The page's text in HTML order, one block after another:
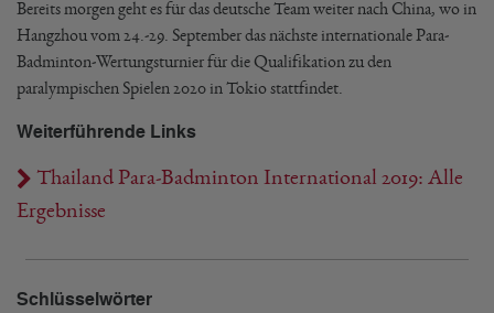
Bereits morgen geht es für das deutsche Team weiter nach China, wo in
Hangzhou vom 24.-29. September das nächste internationale Para-
Badminton-Wertungsturnier für die Qualifikation zu den
paralympischen Spielen 2020 in Tokio stattfindet.
Weiterführende Links
Thailand Para-Badminton International 2019: Alle
Ergebnisse
Schlüsselwörter